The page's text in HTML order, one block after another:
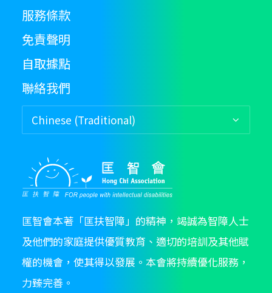
服務條款
免責聲明
自取據點
聯絡我們
匡智會本著「匡扶智障」的精神，竭誠為智障人士
及他們的家庭提供優質教育、適切的培訓及其他賦
權的機會，使其得以發展。本會將持續優化服務，
力臻完善。